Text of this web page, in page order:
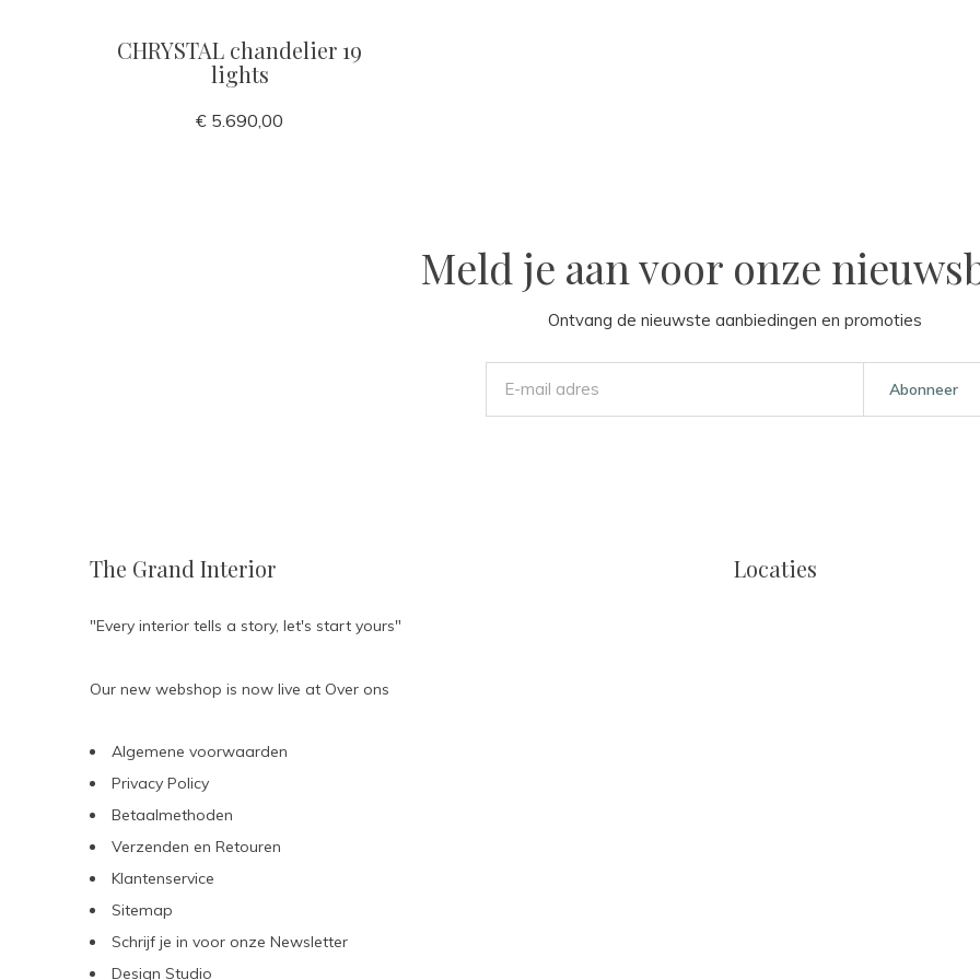
CHRYSTAL chandelier 19
lights
€ 5.690,00
Meld je aan voor onze
Ontvang de nieuwste aanbiedingen en promoties
Abonneer
The Grand Interior
"Every interior tells a story, let's start yours"
Our new webshop is now live at Over ons
Algemene voorwaarden
Privacy Policy
Betaalmethoden
Verzenden en Retouren
Klantenservice
Sitemap
Schrijf je in voor onze Newsletter
Design Studio
Locaties